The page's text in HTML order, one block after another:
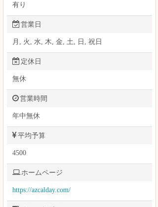
有り
営業日
月, 火, 水, 木, 金, 土, 日, 祝日
定休日
無休
営業時間
年中無休
平均予算
4500
ホームページ
https://azcalday.com/